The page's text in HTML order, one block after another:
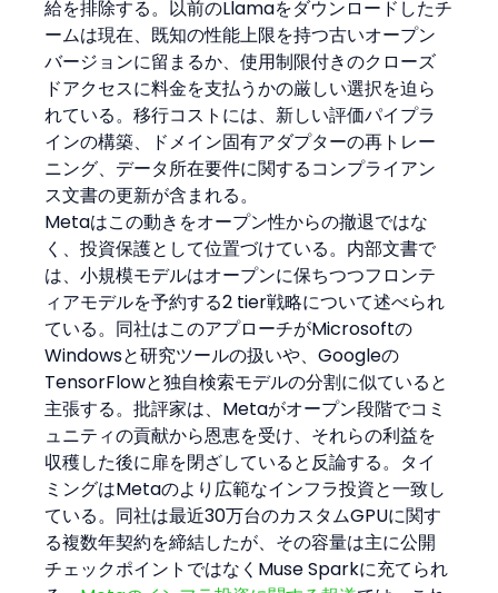
給を排除する。以前のLlamaをダウンロードしたチ
ームは現在、既知の性能上限を持つ古いオープン
バージョンに留まるか、使用制限付きのクローズ
ドアクセスに料金を支払うかの厳しい選択を迫ら
れている。移行コストには、新しい評価パイプラ
インの構築、ドメイン固有アダプターの再トレー
ニング、データ所在要件に関するコンプライアン
ス文書の更新が含まれる。
Metaはこの動きをオープン性からの撤退ではな
く、投資保護として位置づけている。内部文書で
は、小規模モデルはオープンに保ちつつフロンテ
ィアモデルを予約する2 tier戦略について述べられ
ている。同社はこのアプローチがMicrosoftの
Windowsと研究ツールの扱いや、Googleの
TensorFlowと独自検索モデルの分割に似ていると
主張する。批評家は、Metaがオープン段階でコミ
ュニティの貢献から恩恵を受け、それらの利益を
収穫した後に扉を閉ざしていると反論する。タイ
ミングはMetaのより広範なインフラ投資と一致し
ている。同社は最近30万台のカスタムGPUに関す
る複数年契約を締結したが、その容量は主に公開
チェックポイントではなくMuse Sparkに充てられ